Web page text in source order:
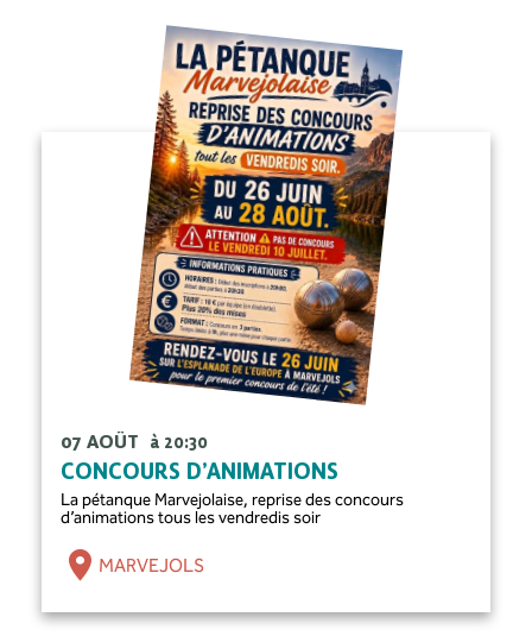
07 AOÛT à 20:30
CONCOURS D’ANIMATIONS
La pétanque Marvejolaise, reprise des concours
d’animations tous les vendredis soir
MARVEJOLS